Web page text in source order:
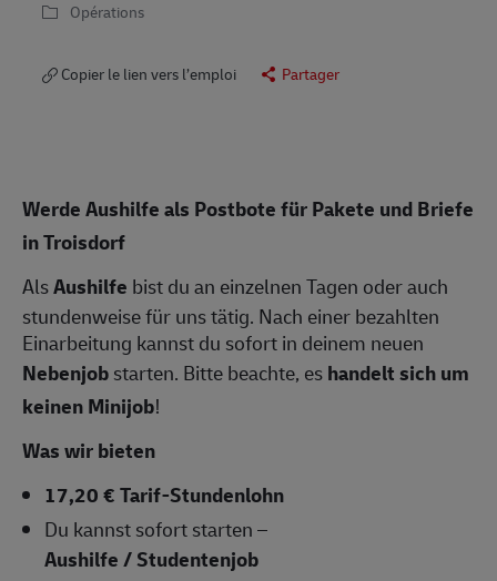
Opérations
Copier le lien vers l’emploi Partager
Werde Aushilfe als Postbote für Pakete und Briefe
inTroisdorf
AlsAushilfe bist du an einzelnen Tagen oder auch
stundenweise für uns tätig. Nach einer bezahlten
Einarbeitung kannst du sofort in deinem neuen
Nebenjobstarten. Bitte beachte, eshandelt sich um
keinen Minijob!
Was wir bieten
17,20 € Tarif-Stundenlohn
Du kannst sofort starten –
Aushilfe / Studentenjob